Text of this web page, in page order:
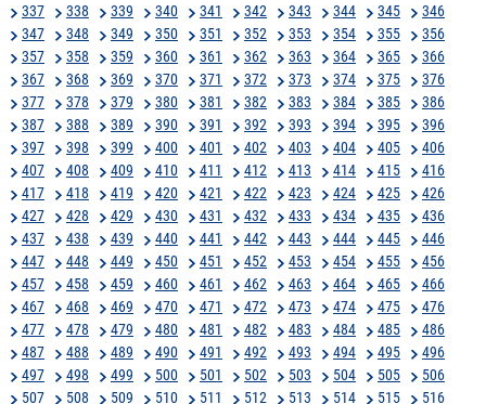
337
338 339 340 341 342 343 344 345
346
347
348 349 350 351 352 353 354 355
356
357
358 359 360 361 362 363 364 365
366
367
368 369 370 371 372 373 374 375
376
377
378 379 380 381 382 383 384 385
386
387
388 389 390 391 392 393 394 395
396
397
398 399 400 401 402 403 404 405
406
407
408 409 410 411 412 413 414 415
416
417
418 419 420 421 422 423 424 425
426
427
428 429 430 431 432 433 434 435
436
437
438 439 440 441 442 443 444 445
446
447
448 449 450 451 452 453 454 455
456
457
458 459 460 461 462 463 464 465
466
467
468 469 470 471 472 473 474 475
476
477
478 479 480 481 482 483 484 485
486
487
488 489 490 491 492 493 494 495
496
497
498 499 500 501 502 503 504 505
506
507
508 509 510 511 512 513 514 515 516